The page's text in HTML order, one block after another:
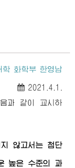
학 화학부 한영남
2021.4.1.
과 같이 교시하
지 않고서는 첨단
높은 수준의 과